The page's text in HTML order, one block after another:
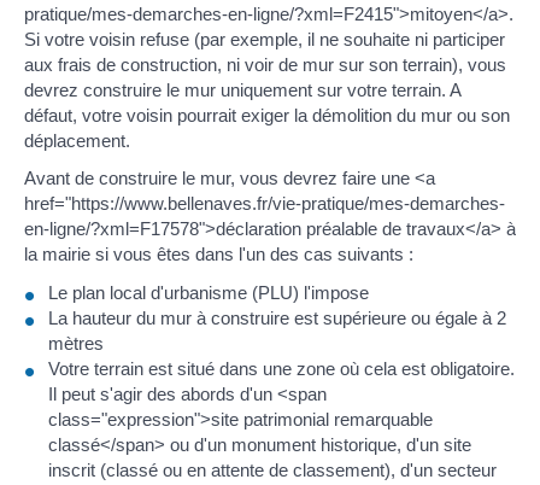
pratique/mes-demarches-en-ligne/?xml=F2415">mitoyen</a>.
Si votre voisin refuse (par exemple, il ne souhaite ni participer
aux frais de construction, ni voir de mur sur son terrain), vous
devrez construire le mur uniquement sur votre terrain. A
défaut, votre voisin pourrait exiger la démolition du mur ou son
déplacement.
Avant de construire le mur, vous devrez faire une <a
href="https://www.bellenaves.fr/vie-pratique/mes-demarches-
en-ligne/?xml=F17578">déclaration préalable de travaux</a> à
la mairie si vous êtes dans l'un des cas suivants :
Le plan local d'urbanisme (PLU) l'impose
La hauteur du mur à construire est supérieure ou égale à 2
mètres
Votre terrain est situé dans une zone où cela est obligatoire.
Il peut s'agir des abords d'un <span
class="expression">site patrimonial remarquable
classé</span> ou d'un monument historique, d'un site
inscrit (classé ou en attente de classement), d'un secteur